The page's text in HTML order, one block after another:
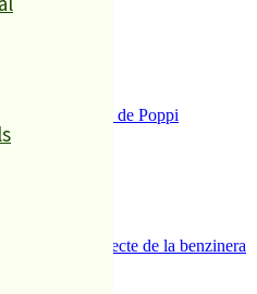
a la plaça de Poppi
contra el projecte de la benzinera